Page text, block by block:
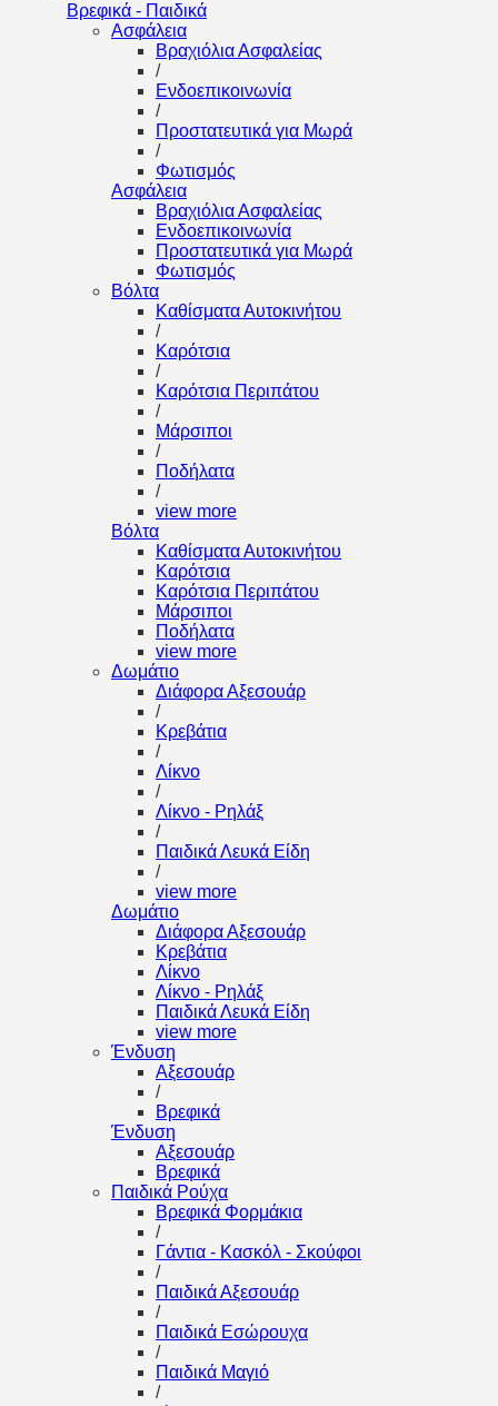
Βρεφικά - Παιδικά
Ασφάλεια
Βραχιόλια Ασφαλείας
/
Ενδοεπικοινωνία
/
Προστατευτικά για Μωρά
/
Φωτισμός
Ασφάλεια
Βραχιόλια Ασφαλείας
Ενδοεπικοινωνία
Προστατευτικά για Μωρά
Φωτισμός
Βόλτα
Καθίσματα Αυτοκινήτου
/
Καρότσια
/
Καρότσια Περιπάτου
/
Μάρσιποι
/
Ποδήλατα
/
view more
Βόλτα
Καθίσματα Αυτοκινήτου
Καρότσια
Καρότσια Περιπάτου
Μάρσιποι
Ποδήλατα
view more
Δωμάτιο
Διάφορα Αξεσουάρ
/
Κρεβάτια
/
Λίκνο
/
Λίκνο - Ρηλάξ
/
Παιδικά Λευκά Είδη
/
view more
Δωμάτιο
Διάφορα Αξεσουάρ
Κρεβάτια
Λίκνο
Λίκνο - Ρηλάξ
Παιδικά Λευκά Είδη
view more
Ένδυση
Αξεσουάρ
/
Βρεφικά
Ένδυση
Αξεσουάρ
Βρεφικά
Παιδικά Ρούχα
Βρεφικά Φορμάκια
/
Γάντια - Κασκόλ - Σκούφοι
/
Παιδικά Αξεσουάρ
/
Παιδικά Εσώρουχα
/
Παιδικά Μαγιό
/